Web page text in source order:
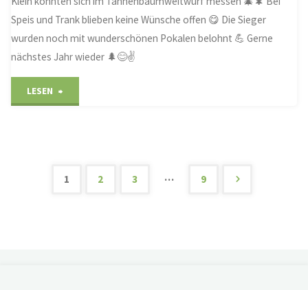
Speis und Trank blieben keine Wünsche offen 😋 Die Sieger
wurden noch mit wunderschönen Pokalen belohnt 💪 Gerne
nächstes Jahr wieder 🌲😊✌️
LESEN
1.
1 2 3 … 9